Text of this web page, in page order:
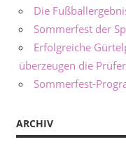
Die
Sommerfest der
Erfolgreiche
überzeugen die Prüfer
Sommerfest-
ARCHIV